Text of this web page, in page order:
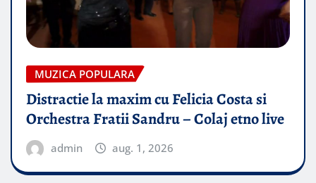
MUZICA POPULARA
Distractie la maxim cu Felicia Costa si
Orchestra Fratii Sandru – Colaj etno live
admin aug. 1, 2026